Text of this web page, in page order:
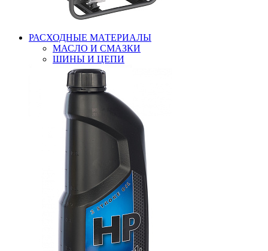
РАСХОДНЫЕ МАТЕРИАЛЫ
МАСЛО И СМАЗКИ
ШИНЫ И ЦЕПИ